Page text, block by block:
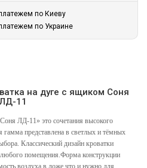
по Киеву
по Украине
на дуге с ящиком Соня
ЛД-11
ЛД-11» это сочетания высокого
гамма представлена в светлых и тёмных
Классический дизайн кроватки
любого помещения.Форма конструкции
воздуха в ложе что и нужно для